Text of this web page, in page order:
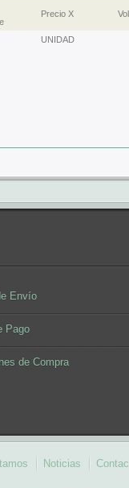
Precio X
UNIDAD
Envío
Pago
de Compra
Noticias